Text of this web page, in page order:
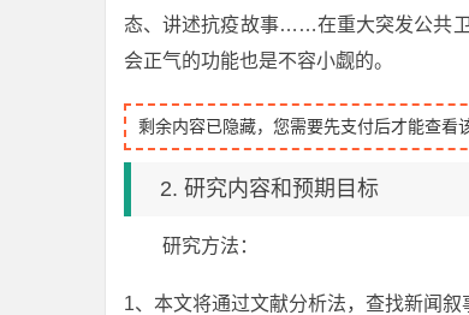
态、讲述抗疫故事……在重大突发公共
会正气的功能也是不容小觑的。
剩余内容已隐藏，您需要先支付后才能查看
2. 研究内容和预期目标
研究方法：
1、本文将通过文献分析法，查找新闻